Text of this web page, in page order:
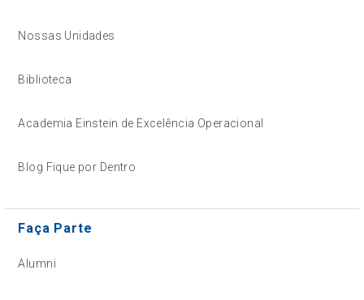
Nossas Unidades
Biblioteca
Academia Einstein de Excelência Operacional
Blog Fique por Dentro
Faça Parte
Alumni